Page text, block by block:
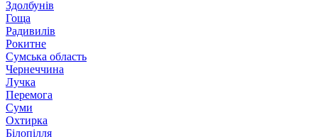
Здолбунів
Гоща
Радивилів
Рокитне
Сумська область
Чернеччина
Лучка
Перемога
Суми
Охтирка
Білопілля